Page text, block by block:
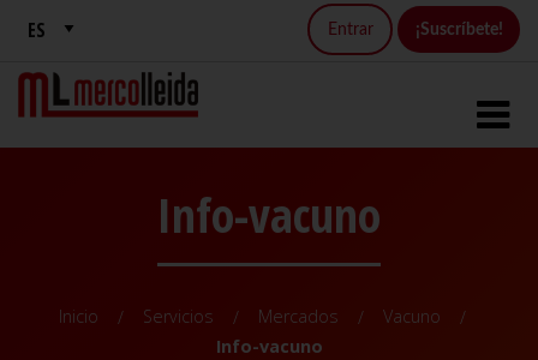
Entrar ¡Suscríbete!
Info-vacuno
Inicio Servicios Mercados
Vacuno
Info-vacuno